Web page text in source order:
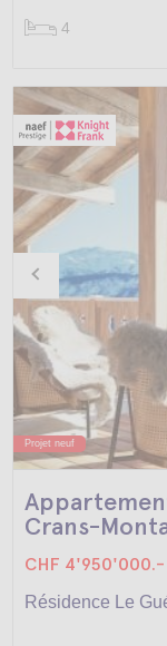
4
Projet neuf
Crans-
CHF 4'950'000.-
Résidence Le